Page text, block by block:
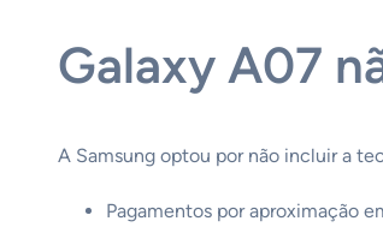
Galaxy A07
A Samsung optou por não incluir a
Pagamentos por aproximação